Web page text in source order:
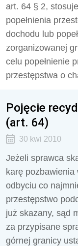
art. 64 § 2,
popełnienia
dochodu lub
zorganizowanej
celu popełnienie
przestępstwa o
Pojęcie
(art. 64)
30 kwi 2010
Jeżeli sprawca
karę pozbawienia
odbyciu co
przestępstwo
już skazany, sąd
za przypisane
górnej granicy